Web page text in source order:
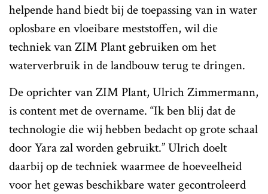
helpende hand biedt bij de toepassing van in water
oplosbare en vloeibare meststoffen, wil die
techniek van ZIM Plant gebruiken om het
waterverbruik in de landbouw terug te dringen.
De oprichter van ZIM Plant, Ulrich Zimmermann,
is content met de overname. “Ik ben blij dat de
technologie die wij hebben bedacht op grote schaal
door Yara zal worden gebruikt.” Ulrich doelt
daarbij op de techniek waarmee de hoeveelheid
voor het gewas beschikbare water gecontroleerd